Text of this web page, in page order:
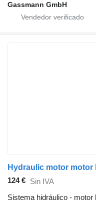
Gassmann GmbH
124 € Sin IVA
Sistema hidráulico - motor